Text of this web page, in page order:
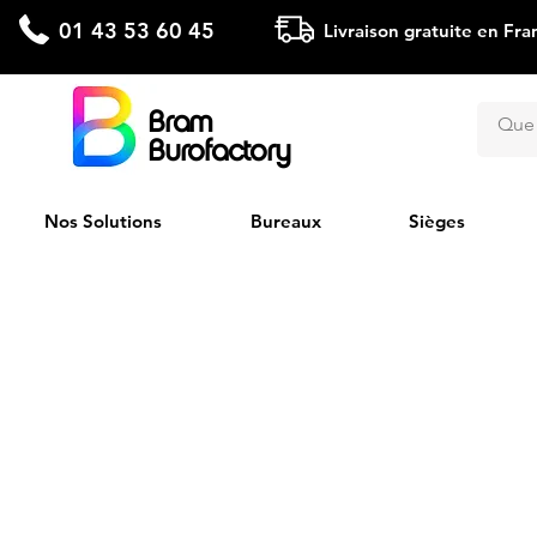
01 43 53 60 45 Livraison gratuite en
Bram
Burofactory
Nos Solutions Bureaux Sièges